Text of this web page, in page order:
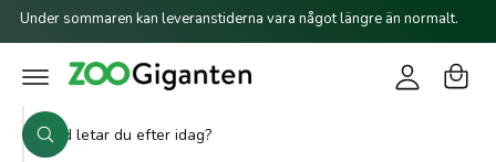
il
n
e
h
å
Under sommaren kan leveranstiderna vara något längre än normalt.
S
ö
S
ö
o
g
g
r
u
k